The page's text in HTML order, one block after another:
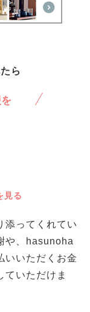
ら
見る
添ってくれてい
や、hasunoha
いいただくお金
ていただけま